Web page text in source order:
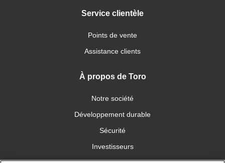
Service clientèle
Points de vente
Assistance clients
À propos de Toro
Notre société
Développement durable
Sécurité
Investisseurs